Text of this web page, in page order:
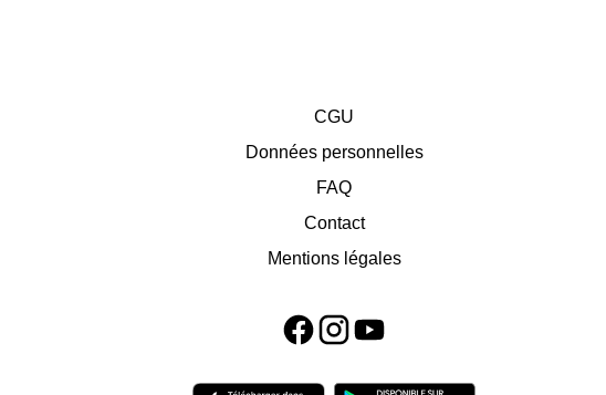
CGU
Données personnelles
FAQ
Contact
Mentions légales